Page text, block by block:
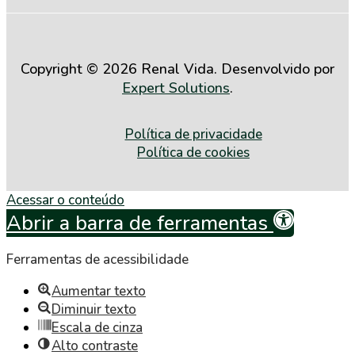
Copyright © 2026 Renal Vida. Desenvolvido por
Expert Solutions.
Política de privacidade
Política de cookies
Acessar o conteúdo
Abrir a barra de ferramentas
Ferramentas de acessibilidade
Aumentar texto
Diminuir texto
Escala de cinza
Alto contraste